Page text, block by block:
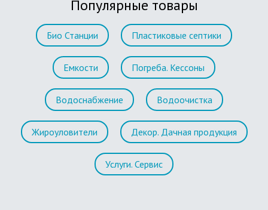
Популярные товары
Био Станции Пластиковые септики
Емкости Погреба. Кессоны
Водоснабжение Водоочистка
Жироуловители Декор. Дачная продукция
Услуги. Сервис